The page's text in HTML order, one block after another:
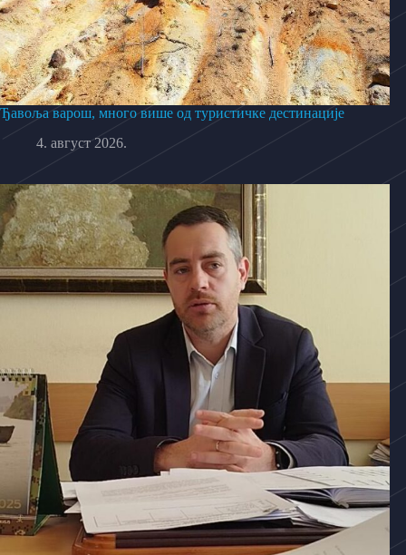
Ђавоља варош, много више од туристичке дестинације
4. август 2026.